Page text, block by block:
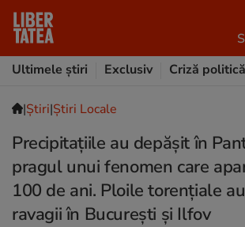
Ultimele știri
Exclusiv Criză politică
|Ştiri|Știri Locale
Precipitațiile au depășit în
pragul unui fenomen care
100 de ani. Ploile torențiale
ravagii în București și Ilfov